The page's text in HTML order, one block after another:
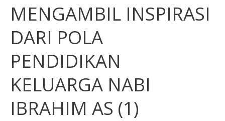
MENGAMBIL INSPIRASI
DARI POLA
PENDIDIKAN
KELUARGA NABI
IBRAHIM AS (1)
MENGAMBIL
INSPIRASI
DARI
POLA
PENDIDIKAN
KELUARGA
NABI